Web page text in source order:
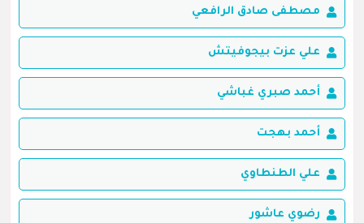
مصطفى صادق الرافعي
علي عزت بيجوفيتش
أحمد صبري غباشي
أحمد بهجت
علي الطنطاوي
رضوي عاشور